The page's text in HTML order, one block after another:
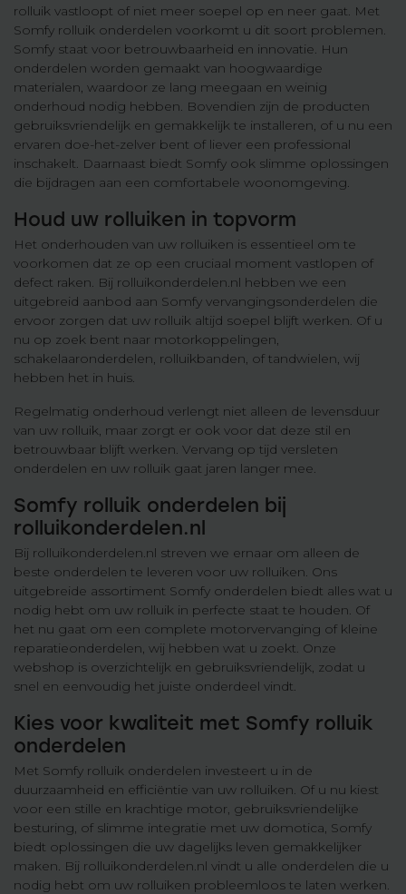
rolluik vastloopt of niet meer soepel op en neer gaat. Met
Somfy rolluik onderdelen voorkomt u dit soort problemen.
Somfy staat voor betrouwbaarheid en innovatie. Hun
onderdelen worden gemaakt van hoogwaardige
materialen, waardoor ze lang meegaan en weinig
onderhoud nodig hebben. Bovendien zijn de producten
gebruiksvriendelijk en gemakkelijk te installeren, of u nu een
ervaren doe-het-zelver bent of liever een professional
inschakelt. Daarnaast biedt Somfy ook slimme oplossingen
die bijdragen aan een comfortabele woonomgeving.
Houd uw rolluiken in topvorm
Het onderhouden van uw rolluiken is essentieel om te
voorkomen dat ze op een cruciaal moment vastlopen of
defect raken. Bij rolluikonderdelen.nl hebben we een
uitgebreid aanbod aan Somfy vervangingsonderdelen die
ervoor zorgen dat uw rolluik altijd soepel blijft werken. Of u
nu op zoek bent naar motorkoppelingen,
schakelaaronderdelen, rolluikbanden, of tandwielen, wij
hebben het in huis.
Regelmatig onderhoud verlengt niet alleen de levensduur
van uw rolluik, maar zorgt er ook voor dat deze stil en
betrouwbaar blijft werken. Vervang op tijd versleten
onderdelen en uw rolluik gaat jaren langer mee.
Somfy rolluik onderdelen bij
rolluikonderdelen.nl
Bij rolluikonderdelen.nl streven we ernaar om alleen de
beste onderdelen te leveren voor uw rolluiken. Ons
uitgebreide assortiment Somfy onderdelen biedt alles wat u
nodig hebt om uw rolluik in perfecte staat te houden. Of
het nu gaat om een complete motorvervanging of kleine
reparatieonderdelen, wij hebben wat u zoekt. Onze
webshop is overzichtelijk en gebruiksvriendelijk, zodat u
snel en eenvoudig het juiste onderdeel vindt.
Kies voor kwaliteit met Somfy rolluik
onderdelen
Met Somfy rolluik onderdelen investeert u in de
duurzaamheid en efficiëntie van uw rolluiken. Of u nu kiest
voor een stille en krachtige motor, gebruiksvriendelijke
besturing, of slimme integratie met uw domotica, Somfy
biedt oplossingen die uw dagelijks leven gemakkelijker
maken. Bij rolluikonderdelen.nl vindt u alle onderdelen die u
nodig hebt om uw rolluiken probleemloos te laten werken.